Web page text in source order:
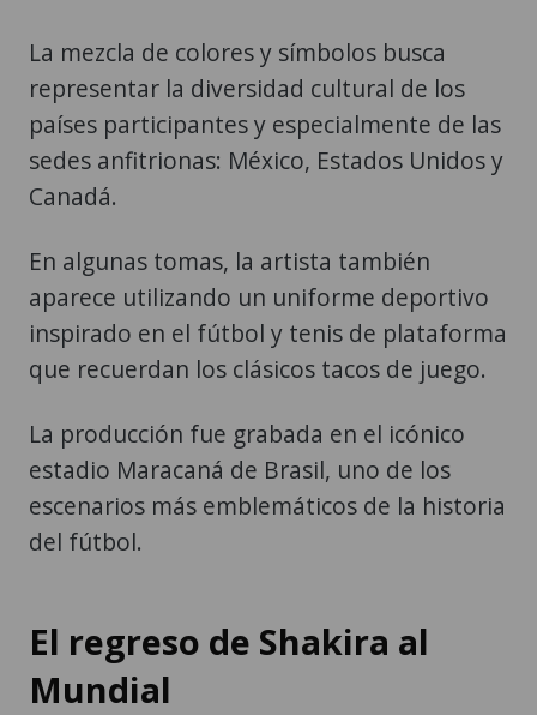
La mezcla de colores y símbolos busca
representar la diversidad cultural de los
países participantes y especialmente de las
sedes anfitrionas: México, Estados Unidos y
Canadá.
En algunas tomas, la artista también
aparece utilizando un uniforme deportivo
inspirado en el fútbol y tenis de plataforma
que recuerdan los clásicos tacos de juego.
La producción fue grabada en el icónico
estadio Maracaná de Brasil, uno de los
escenarios más emblemáticos de la historia
del fútbol.
El regreso de Shakira al
Mundial